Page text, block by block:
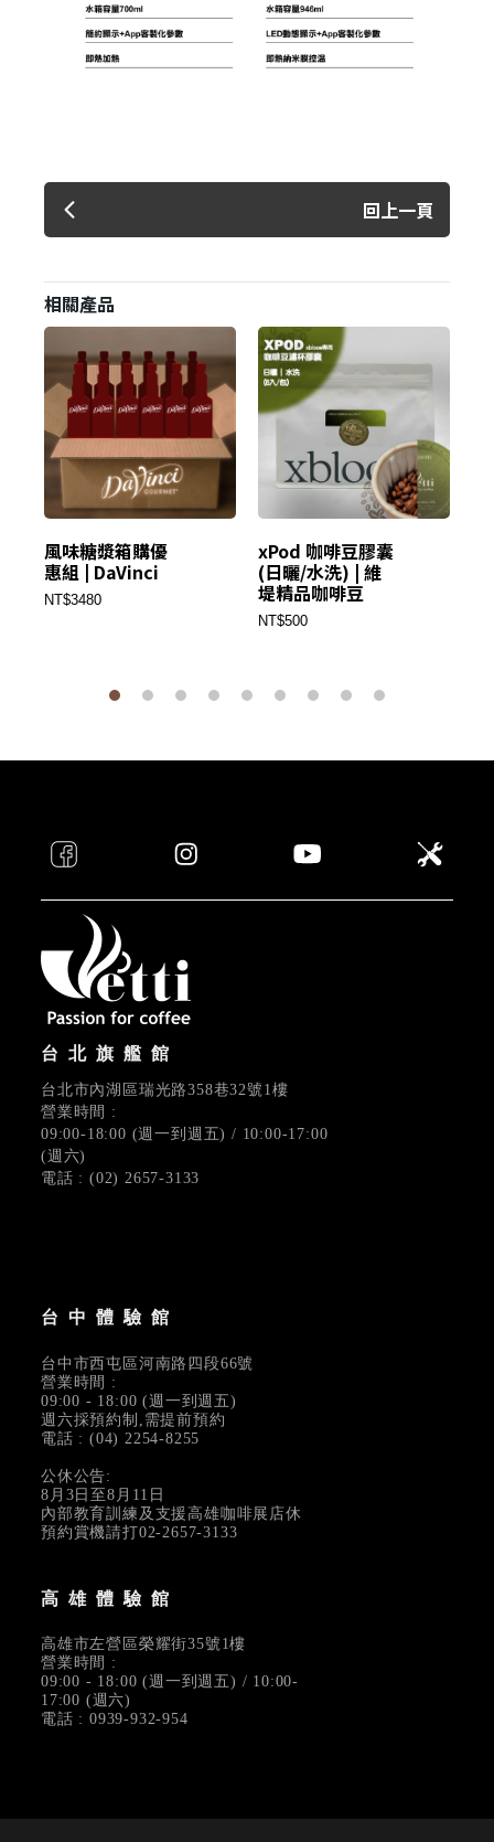
回上一頁
相關產品
風味糖漿箱購優
惠組 | DaVinci
NT$3480
xPod 咖啡豆膠囊
(日曬/水洗) | 維
堤精品咖啡豆
NT$500
台北旗艦館
台北市內湖區瑞光路358巷32號1樓
營業時間 :
09:00-18:00 (週一到週五) / 10:00-17:00
(週六)
電話 : (02) 2657-3133
台中體驗館
台中市西屯區河南路四段66號
營業時間 :
09:00 - 18:00 (週一到週五)
週六採預約制,需提前預約
電話 : (04) 2254-8255
公休公告:
8月3日至8月11日
內部教育訓練及支援高雄咖啡展店休
預約賞機請打02-2657-3133
高雄體驗館
高雄市左營區榮耀街35號1樓
營業時間 :
09:00 - 18:00 (週一到週五) / 10:00-
17:00 (週六)
電話 : 0939-932-954